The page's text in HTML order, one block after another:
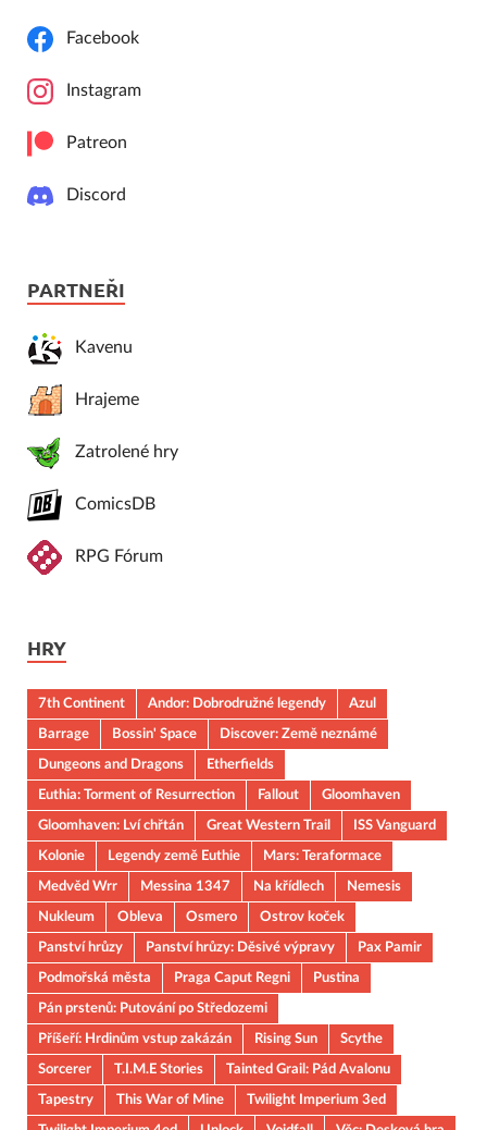
Facebook
Instagram
Patreon
Discord
PARTNEŘI
Kavenu
Hrajeme
Zatrolené hry
ComicsDB
RPG Fórum
HRY
7th Continent Andor: Dobrodružné legendy
Azul
Barrage
Bossin' Space
Discover: Země neznámé
Dungeons and Dragons
Etherfields
Euthia: Torment of Resurrection
Fallout
Gloomhaven
Gloomhaven: Lví chřtán
Great Western Trail
ISS Vanguard
Kolonie
Legendy země Euthie
Mars: Teraformace
Medvěd Wrr
Messina 1347 Na křídlech
Nemesis
Nukleum
Obleva Osmero
Ostrov koček
Panství hrůzy
Panství hrůzy: Děsivé výpravy
Pax Pamir
Podmořská města
Praga Caput Regni
Pustina
Pán prstenů: Putování po Středozemi
Příšeří: Hrdinům vstup zakázán
Rising Sun
Scythe
Sorcerer
T.I.M.E Stories
Tainted Grail: Pád Avalonu
Tapestry
This War of Mine
Twilight Imperium 3ed